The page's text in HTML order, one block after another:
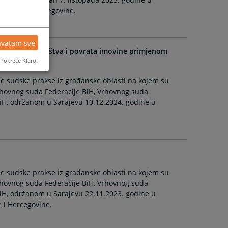
Bosne i Hercegovine.
prava vlasništva i povrata imovine primjenom
sudske prakse iz građanske oblasti na kojem su
suda Federacije BiH, Vrhovnog suda
održanom u Sarajevu 10.12.2024. godine u
sudske prakse iz građanske oblasti na kojem su
suda Federacije BiH, Vrhovnog suda
održanom u Sarajevu 22.11.2023. godine u
i Hercegovine.
sve
Pokreće Klaro!